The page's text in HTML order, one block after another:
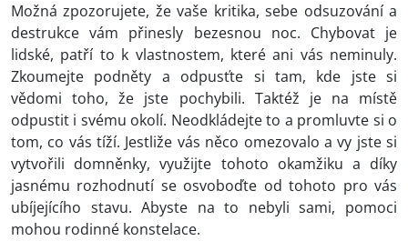
Možná zpozorujete, že vaše kritika, sebe odsuzování a
destrukce vám přinesly bezesnou noc. Chybovat je
lidské, patří to k vlastnostem, které ani vás neminuly.
Zkoumejte podněty a odpusťte si tam, kde jste si
vědomi toho, že jste pochybili. Taktéž je na místě
odpustit i svému okolí. Neodkládejte to a promluvte si o
tom, co vás tíží. Jestliže vás něco omezovalo a vy jste si
vytvořili domněnky, využijte tohoto okamžiku a díky
jasnému rozhodnutí se osvoboďte od tohoto pro vás
ubíjejícího stavu. Abyste na to nebyli sami, pomoci
mohou rodinné konstelace.